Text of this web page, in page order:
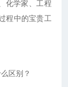
化学家、工程
程中的宝贵工
区别？